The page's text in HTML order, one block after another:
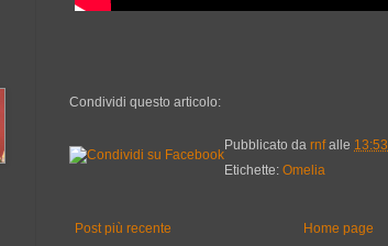
Condividi questo articolo:
Pubblicato da rnfalle 13:53
Etichette: Omelia
Post più recente Home page